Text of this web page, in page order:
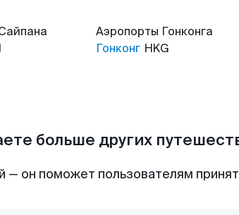
Аэропорты Гонконга
Гонконг HKG
больше других
— он поможет пользователям